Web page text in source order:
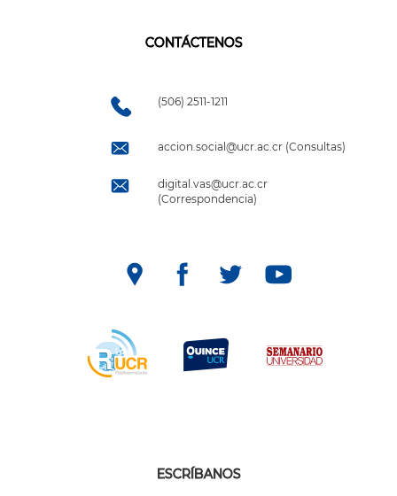
CONTÁCTENOS
(506) 2511-1211
accion.social@ucr.ac.cr (Consultas)
digital.vas@ucr.ac.cr
(Correspondencia)
ESCRÍBANOS